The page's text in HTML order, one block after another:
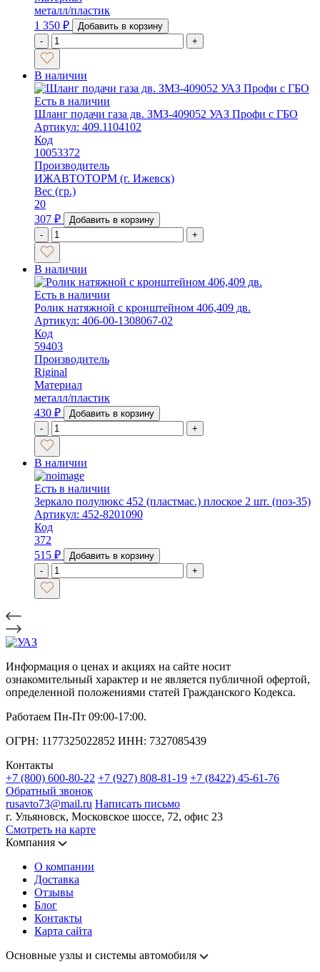
металл/пластик
1 350 ₽
Добавить в корзину
-
+
В наличии
Есть в наличии
Шланг подачи газа дв. ЗМЗ-409052 УАЗ Профи с ГБО
Артикул: 409.1104102
Код
10053372
Производитель
ИЖАВТОТОРМ (г. Ижевск)
Вес (гр.)
20
307 ₽
Добавить в корзину
-
+
В наличии
Есть в наличии
Ролик натяжной с кронштейном 406,409 дв.
Артикул: 406-00-1308067-02
Код
59403
Производитель
Riginal
Материал
металл/пластик
430 ₽
Добавить в корзину
-
+
В наличии
Есть в наличии
Зеркало полулюкс 452 (пластмас.) плоское 2 шт. (поз-35)
Артикул: 452-8201090
Код
372
515 ₽
Добавить в корзину
-
+
Информация о ценах и акциях на сайте носит
ознакомительный характер и не является публичной офертой,
определенной положениями статей Гражданского Кодекса.
Работаем Пн-Пт 09:00-17:00.
ОГРН: 1177325022852 ИНН: 7327085439
Контакты
+7 (800) 600-80-22 +7 (927) 808-81-19 +7 (8422) 45-61-76
Обратный звонок
rusavto73@mail.ru Написать письмо
г. Ульяновск, Московское шоссе, 72, офис 23
Смотреть на карте
Компания
О компании
Доставка
Отзывы
Блог
Контакты
Карта сайта
Основные узлы и системы автомобиля